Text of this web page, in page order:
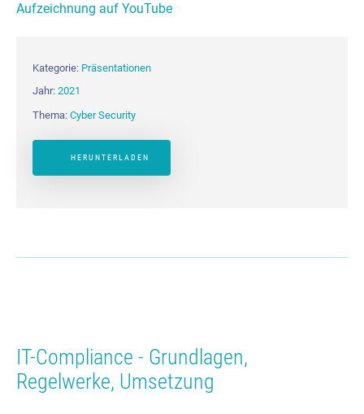
Aufzeichnung auf YouTube
Kategorie: Präsentationen
Jahr: 2021
Thema: Cyber Security
HERUNTERLADEN
IT-Compliance - Grundlagen,
Regelwerke, Umsetzung